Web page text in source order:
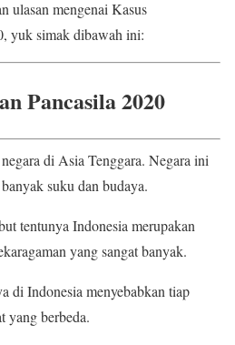
ulasan mengenai Kasus
yuk simak dibawah ini:
Pancasila 2020
di Asia Tenggara. Negara ini
suku dan budaya.
tentunya Indonesia merupakan
yang sangat banyak.
di Indonesia menyebabkan tiap
yang berbeda.